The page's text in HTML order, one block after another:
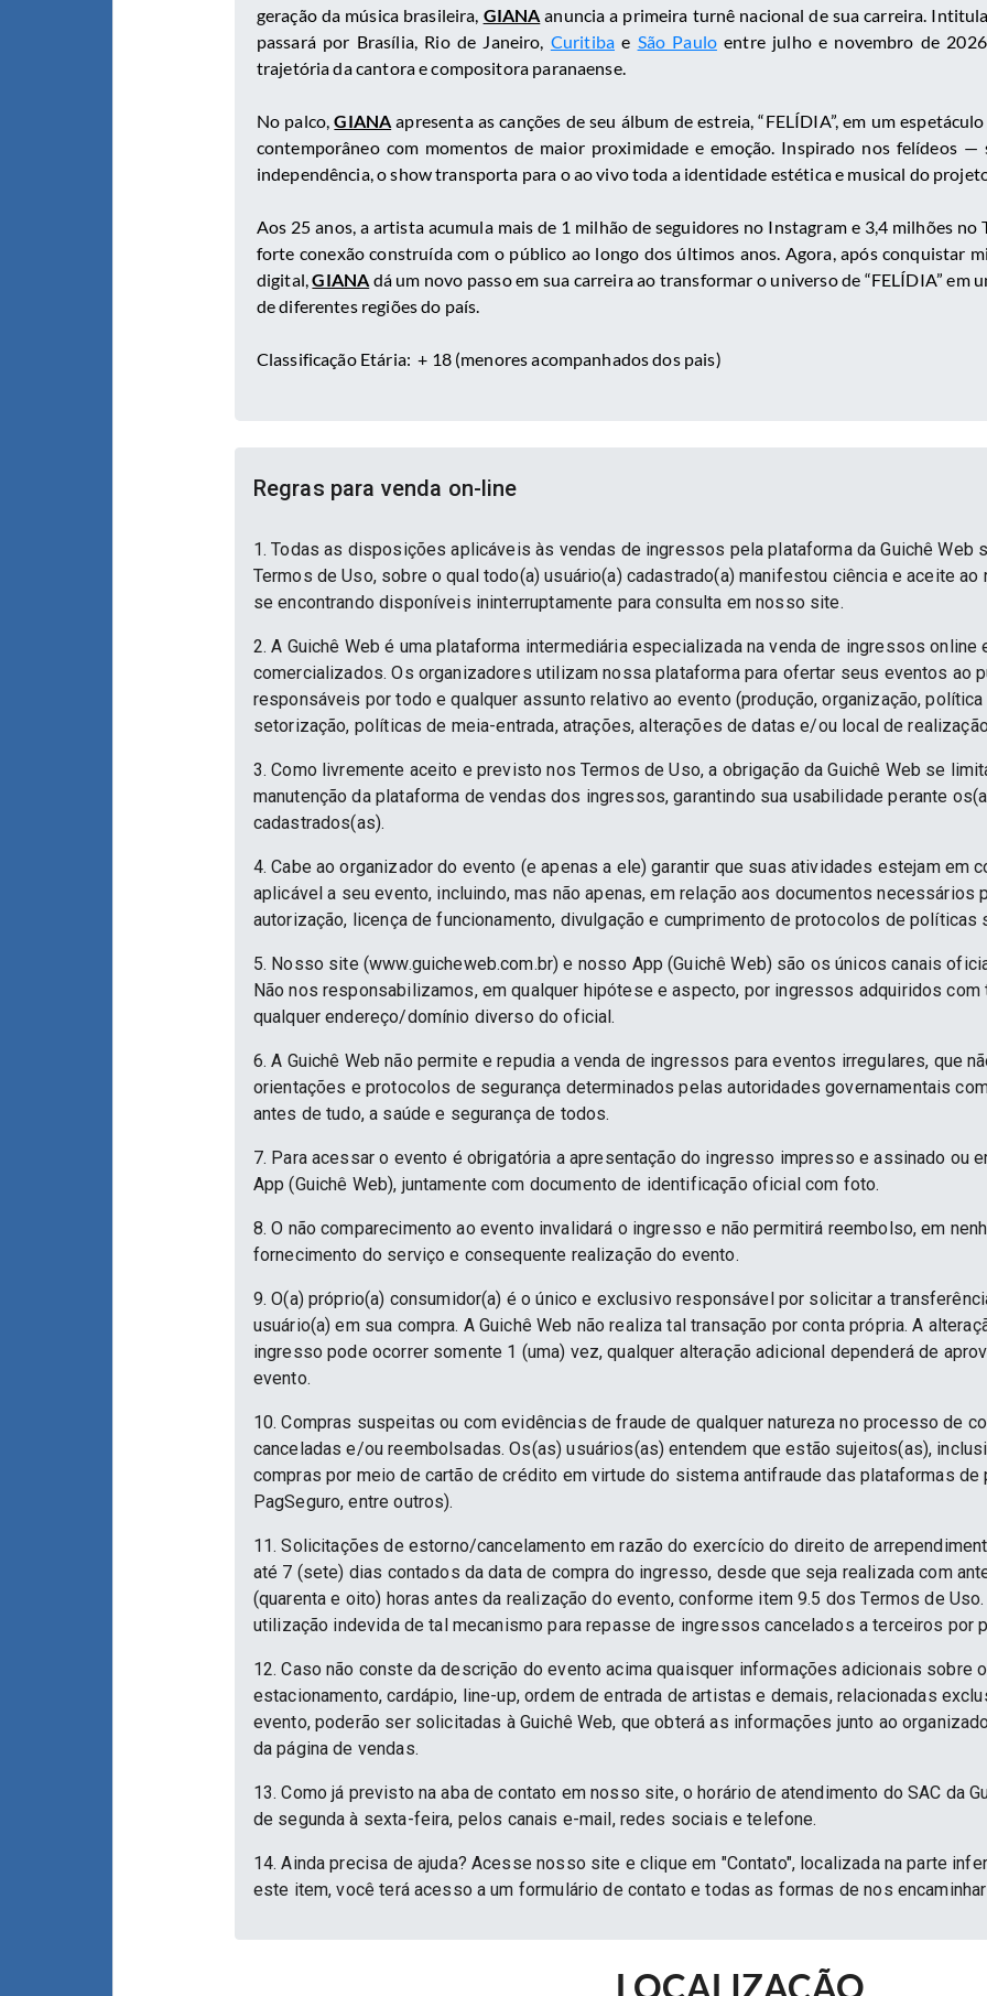
geração da música brasileira, GIANA anuncia a primeira turnê nacional de sua carreira.
passará por Brasília, Rio de Janeiro, Curitiba e São Pauloentre julho e novembro de
trajetória da cantora e compositora paranaense.
No palco,GIANA apresenta as canções de seu álbum de estreia, “FELÍDIA”, em um
contemporâneo com momentos de maior proximidade e emoção. Inspirado nos felídeos —
independência, o show transporta para o ao vivo toda a identidade estética e musical do
Aos 25 anos, a artista acumula mais de 1 milhão de seguidores no Instagram e 3,4 milhões no
forte conexão construída com o público ao longo dos últimos anos. Agora, após conquistar
digital,GIANA dá um novo passo em sua carreira ao transformar o universo de “FELÍDIA” em
de diferentes regiões do país.
Classificação Etária: + 18 (menores acompanhados dos pais)
Regras para venda on-line
1. Todas as disposições aplicáveis às vendas de ingressos pela plataforma da Guichê Web
Termos de Uso, sobre o qual todo(a) usuário(a) cadastrado(a) manifestou ciência e aceite
se encontrando disponíveis ininterruptamente para consulta em nosso site.
2. A Guichê Web é uma plataforma intermediária especializada na venda de ingressos
comercializados. Os organizadores utilizam nossa plataforma para ofertar seus eventos ao
responsáveis por todo e qualquer assunto relativo ao evento (produção, organização,
setorização, políticas de meia-entrada, atrações, alterações de datas e/ou local de
3. Como livremente aceito e previsto nos Termos de Uso, a obrigação da Guichê Web se
manutenção da plataforma de vendas dos ingressos, garantindo sua usabilidade perante
cadastrados(as).
4. Cabe ao organizador do evento (e apenas a ele) garantir que suas atividades estejam em
aplicável a seu evento, incluindo, mas não apenas, em relação aos documentos necessários
autorização, licença de funcionamento, divulgação e cumprimento de protocolos de políticas
5. Nosso site (www.guicheweb.com.br) e nosso App (Guichê Web) são os únicos canais
Não nos responsabilizamos, em qualquer hipótese e aspecto, por ingressos adquiridos
qualquer endereço/domínio diverso do oficial.
6. A Guichê Web não permite e repudia a venda de ingressos para eventos irregulares, que
orientações e protocolos de segurança determinados pelas autoridades governamentais
antes de tudo, a saúde e segurança de todos.
7. Para acessar o evento é obrigatória a apresentação do ingresso impresso e assinado ou
App (Guichê Web), juntamente com documento de identificação oficial com foto.
8. O não comparecimento ao evento invalidará o ingresso e não permitirá reembolso, em
fornecimento do serviço e consequente realização do evento.
9. O(a) próprio(a) consumidor(a) é o único e exclusivo responsável por solicitar a
usuário(a) em sua compra. A Guichê Web não realiza tal transação por conta própria. A
ingresso pode ocorrer somente 1 (uma) vez, qualquer alteração adicional dependerá de
evento.
10. Compras suspeitas ou com evidências de fraude de qualquer natureza no processo de
canceladas e/ou reembolsadas. Os(as) usuários(as) entendem que estão sujeitos(as),
compras por meio de cartão de crédito em virtude do sistema antifraude das plataformas de
PagSeguro, entre outros).
11. Solicitações de estorno/cancelamento em razão do exercício do direito de
até 7 (sete) dias contados da data de compra do ingresso, desde que seja realizada com
(quarenta e oito) horas antes da realização do evento, conforme item 9.5 dos Termos de
utilização indevida de tal mecanismo para repasse de ingressos cancelados a terceiros por
12. Caso não conste da descrição do evento acima quaisquer informações adicionais sobre
estacionamento, cardápio, line-up, ordem de entrada de artistas e demais, relacionadas
evento, poderão ser solicitadas à Guichê Web, que obterá as informações junto ao
da página de vendas.
13. Como já previsto na aba de contato em nosso site, o horário de atendimento do SAC da
de segunda à sexta-feira, pelos canais e-mail, redes sociais e telefone.
14. Ainda precisa de ajuda? Acesse nosso site e clique em "Contato", localizada na parte
este item, você terá acesso a um formulário de contato e todas as formas de nos
LOCALIZAÇÃO